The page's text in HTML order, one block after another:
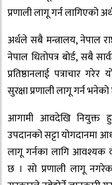
प्रणाली लागू गर्न लागिएको
अर्थले सबै मन्त्रालय, नेपाल
नेपाल धितोपत्र बोर्ड, सबै
प्रतिष्ठानलाई पत्राचार
सुरक्षा प्रणाली लागू गर्न
आगामी आवदेखि नियुक्त
उपदानको सट्टा योगदानमा
लागू गर्नका लागि आवश्यक
छ । सो प्रणाली लागू